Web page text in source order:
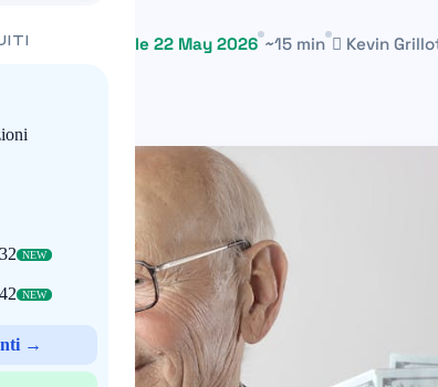
NEW
NEW
→
Mis à jour le 22 May 2026 ~15 min Kevin